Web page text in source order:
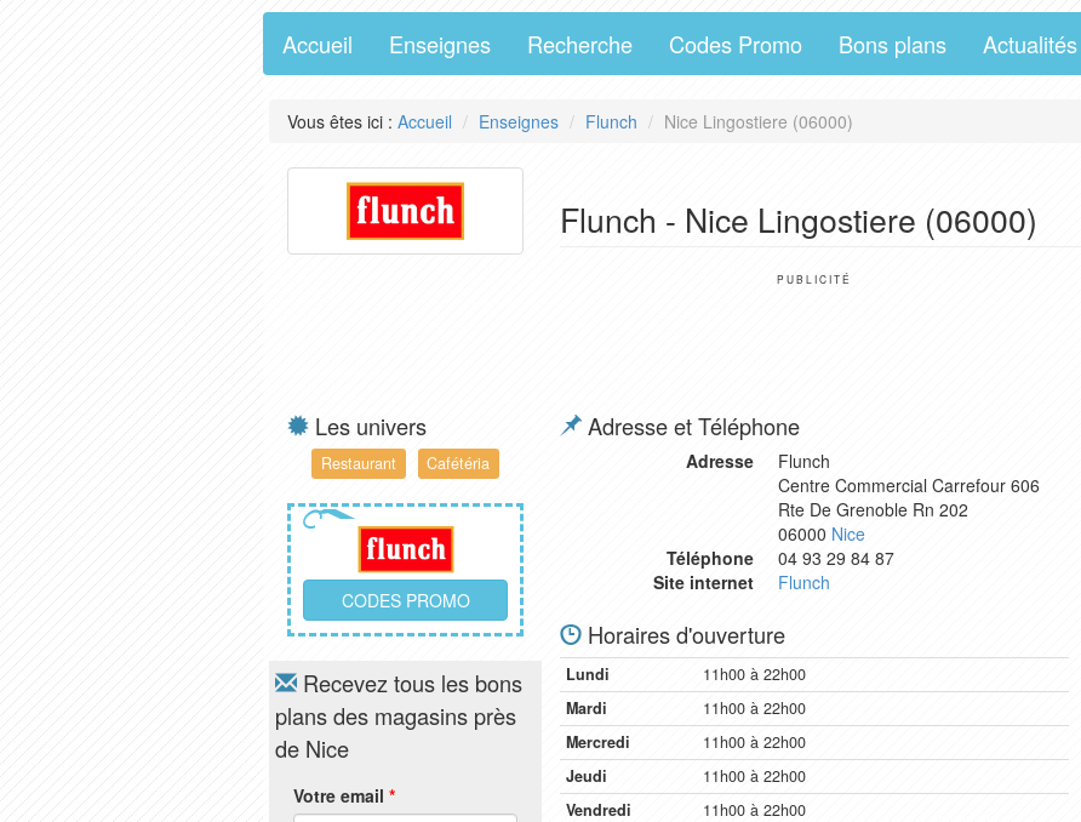
Accueil Enseignes Recherche Codes Promo Bons plans Actualités
Vous êtes ici : Accueil Enseignes Flunch Nice Lingostiere (06000)
Flunch - Nice Lingostiere (06000)
PUBLICITÉ
Les univers
Restaurant Cafétéria
CODES PROMO
Recevez tous les bons
plans des magasins près
de Nice
Votre email *
Adresse et Téléphone
Adresse
Flunch
Centre Commercial Carrefour 606
Rte De Grenoble Rn 202
06000 Nice
Téléphone
04 93 29 84 87
Site internet
Flunch
Horaires d'ouverture
Lundi
11h00 à 22h00
Mardi
11h00 à 22h00
Mercredi
11h00 à 22h00
Jeudi
11h00 à 22h00
Vendredi
11h00 à 22h00